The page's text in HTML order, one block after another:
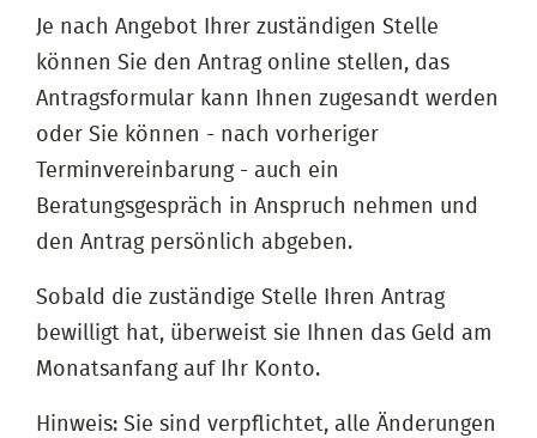
Je nach Angebot Ihrer zuständigen Stelle
können Sie den Antrag online stellen, das
Antragsformular kann Ihnen zugesandt werden
oder Sie können - nach vorheriger
Terminvereinbarung - auch ein
Beratungsgespräch in Anspruch nehmen und
den Antrag persönlich abgeben.
Sobald die zuständige Stelle Ihren Antrag
bewilligt hat, überweist sie Ihnen das Geld am
Monatsanfang auf Ihr Konto.
Hinweis: Sie sind verpflichtet, alle Änderungen